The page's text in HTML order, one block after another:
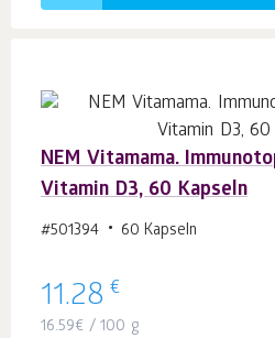
NEM Vitamama.
Vitamin D3, 60 Kapseln
#501394 60 Kapseln
11.28 €
16.59€ / 100 g